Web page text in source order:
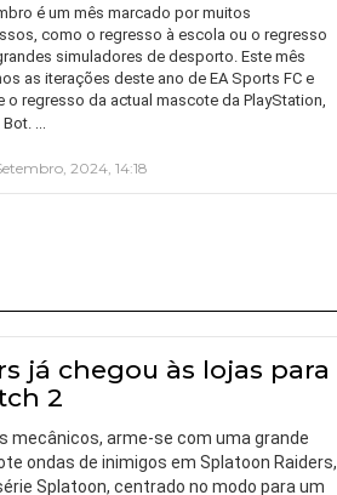
é um mês marcado por muitos
como o regresso à escola ou o regresso
simuladores de desporto. Este mês
as iterações deste ano de EA Sports FC e
o regresso da actual mascote da PlayStation,
Bot. …
2024, 14:18
já chegou às lojas para
2
mecânicos, arme-se com uma grande
ondas de inimigos em Splatoon Raiders,
Splatoon, centrado no modo para um